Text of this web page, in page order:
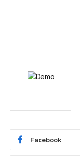
Facebook